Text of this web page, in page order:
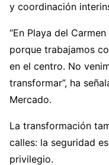
y coordinación
“En Playa del
porque trabajamos
en el centro. No
transformar”, ha
Mercado.
La transformación
calles: la seguridad
privilegio.